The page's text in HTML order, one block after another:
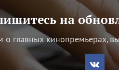
на
главных кинопремьерах,